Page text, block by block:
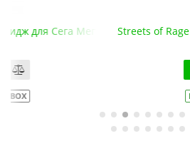
Драйв 2
Streets of Rage 3 (в коробке) —
Код товара: